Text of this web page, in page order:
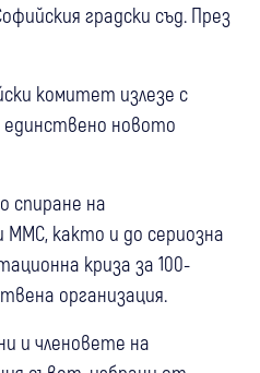
градски съд. През
комитет излезе с
единствено новото
спиране на
както и до сериозна
криза за 100-
организация.
и членовете на